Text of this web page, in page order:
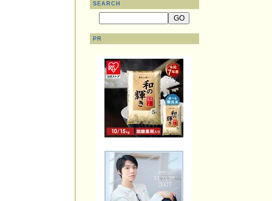
SEARCH
PR